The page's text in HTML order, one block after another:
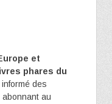
et
phares du
des
au